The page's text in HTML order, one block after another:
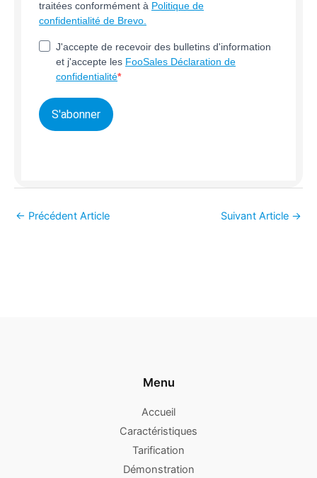
traitées conformément à Politique de
confidentialité de Brevo.
J'accepte de recevoir des bulletins d'information
et j'accepte les FooSales Déclaration de
confidentialité
S'abonner
← Précédent Article Suivant Article →
Menu
Accueil
Caractéristiques
Tarification
Démonstration